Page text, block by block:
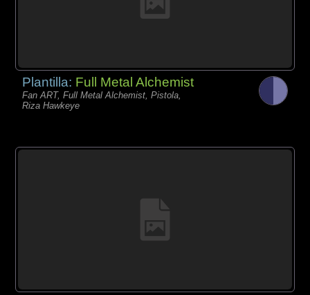
Plantilla: Full Metal Alchemist
Fan ART, Full Metal Alchemist, Pistola,
Riza Hawkeye